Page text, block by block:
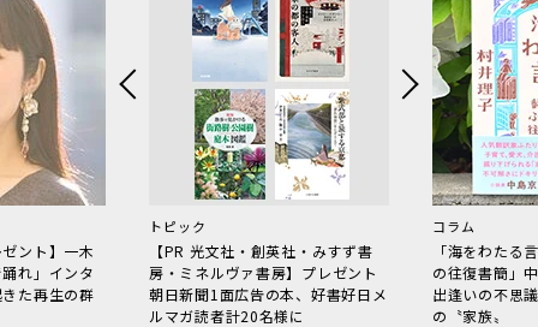
ント】一木
れ」インタ
た再生の群
トピック
【PR 光文社・創英社・みすず書
房・ミネルヴァ書房】プレゼント
朝日新聞1面広告の本、好書好日メ
ルマガ読者計20名様に
コラム
「海をわた
の往復書簡」
出逢いの不思
の〝家族〟